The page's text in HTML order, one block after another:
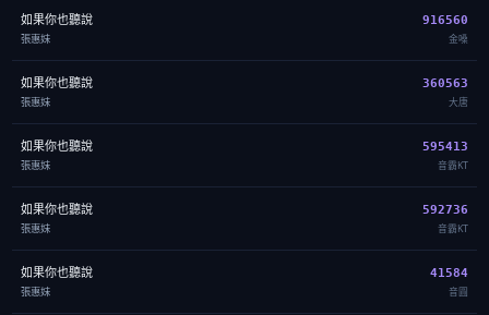
如果你也聽說
張惠妹
916560
金嗓
如果你也聽說
張惠妹
360563
大唐
如果你也聽說
張惠妹
595413
音霸KT
如果你也聽說
張惠妹
592736
音霸KT
如果你也聽說
張惠妹
41584
音圓